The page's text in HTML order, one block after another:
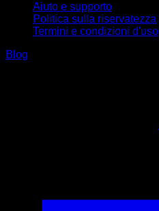
Aiuto e supporto
Politica sulla riservatezza
Termini e condizioni d'uso
Blog